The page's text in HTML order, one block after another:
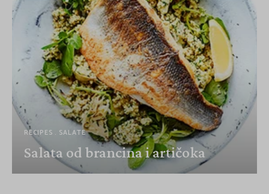
RECIPES SALATE
Salata od brancina i artičoka